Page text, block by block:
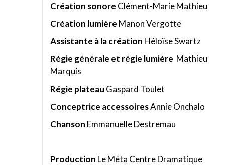
Création sonore Clément-Marie Mathieu
Création lumière Manon Vergotte
Assistante à la création Héloïse Swartz
Régie générale et régie lumière Mathieu
Marquis
Régie plateau Gaspard Toulet
Conceptrice accessoiresAnnie Onchalo
Chanson Emmanuelle Destremau
Production Le Méta Centre Dramatique